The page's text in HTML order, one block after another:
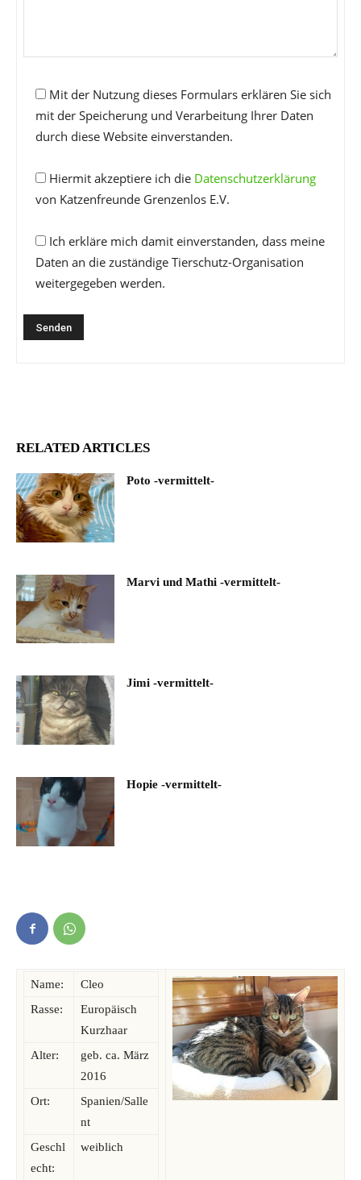
Mit der Nutzung dieses Formulars erklären Sie sich
mit der Speicherung und Verarbeitung Ihrer Daten
durch diese Website einverstanden.
Hiermit akzeptiere ich die Datenschutzerklärung
von Katzenfreunde Grenzenlos E.V.
Ich erkläre mich damit einverstanden, dass meine
Daten an die zuständige Tierschutz-Organisation
weitergegeben werden.
RELATED ARTICLES
Poto -vermittelt-
Marvi und Mathi -vermittelt-
Jimi -vermittelt-
Hopie -vermittelt-